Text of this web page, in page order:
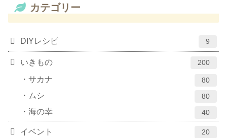
カテゴリー
DIYレシピ 9
いきもの 200
サカナ 80
ムシ 80
海の幸 40
イベント 20